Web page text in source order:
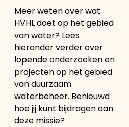
Meer weten over wat
HVHL doet op het gebied
van water? Lees
hieronder verder over
lopende onderzoeken en
projecten op het gebied
van duurzaam
waterbeheer. Benieuwd
hoe jij kunt bijdragen aan
deze missie?